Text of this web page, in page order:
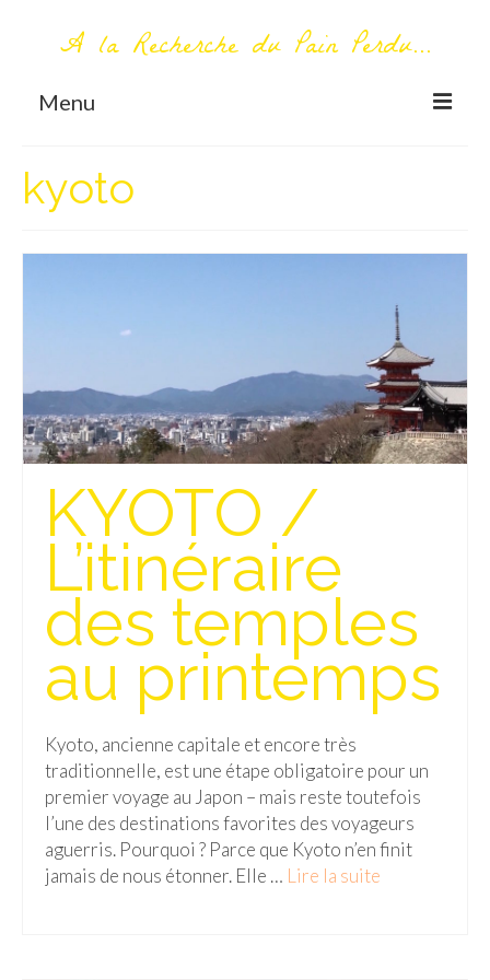
A la Recherche du Pain Perdu...
Menu
Première visite – A propos
Me contacter
AFRIQUE
La Réunion
AMERIQUE DU SUD
Isla del Sol
Lac Titicaca
Salar d’Uyuni
Chili
Paraguay
Pérou
Lac Titicaca
Machu Picchu
kyoto
KYOTO /
L’itinéraire
des temples
au printemps
Kyoto, ancienne capitale et encore très
traditionnelle, est une étape obligatoire pour un
premier voyage au Japon – mais reste toutefois
l’une des destinations favorites des voyageurs
aguerris. Pourquoi ? Parce que Kyoto n’en finit
jamais de nous étonner. Elle … Lire la suite­­